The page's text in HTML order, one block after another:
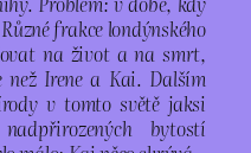
frakce londýnského
na život a na smrt,
Irene a Kai. Dalším
v tomto světě jaksi
bytostí